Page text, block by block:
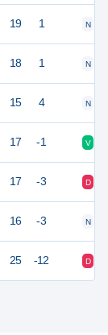
19 1 N
18 1 N
15 4 N
17 -1 V
17 -3 D
16 -3 N
25 -12 D